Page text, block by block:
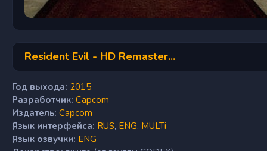
Resident Evil - HD Remaster...
Год выхода: 2015
Разработчик: Capcom
Издатель: Capcom
Язык интерфейса: RUS, ENG, MULTi
Язык озвучки: ENG